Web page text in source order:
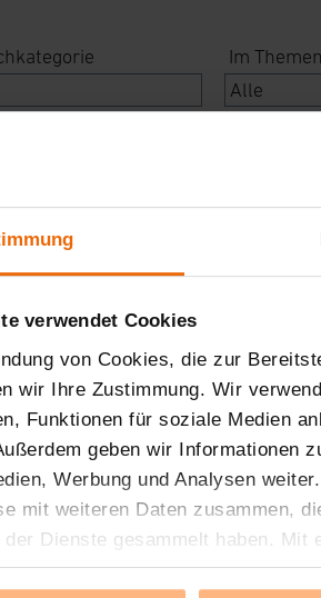
verwendet Cookies
von Cookies, die zur
wir Ihre Zustimmung. Wir
Funktionen für soziale Medien
geben wir Informationen
Werbung und Analysen
mit weiteren Daten zusammen,
Dienste gesammelt haben. Mit
Cookies für alle vorgenannten
Im
unserer Produkte?